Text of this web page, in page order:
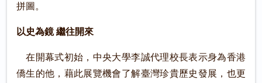
拼圖。
以史為鏡 繼往開來
在開幕式初始，中央大學李誠代理校長表示身為香港
僑生的他，藉此展覽機會了解臺灣珍貴歷史發展，也更